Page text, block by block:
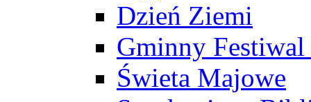
Dzień Ziemi
Gminny
Świeta Majowe